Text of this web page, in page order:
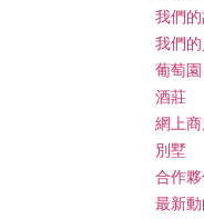
我們
我們
葡萄園
酒莊
網上
別墅
合作
最新
回溯至2008年，我們
活。受到珍視家庭、貢
們開始尋找一份能讓愛